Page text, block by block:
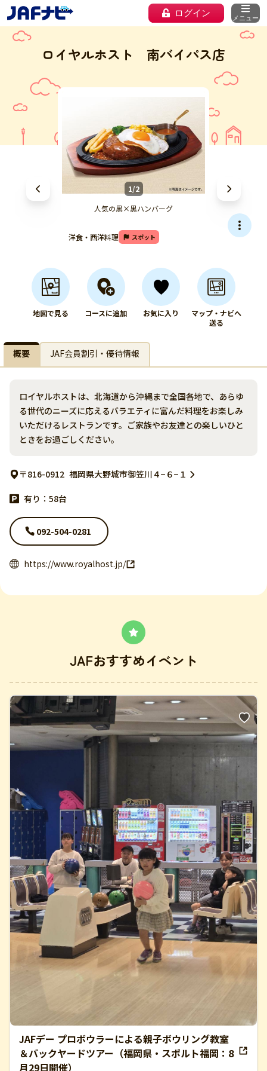
ログイン メニュー
ロイヤルホスト 南バイパス店
1/2
人気の黒×黒ハンバーグ
洋食・西洋料理 スポット
地図で見る コースに追加 お気に入り
マップ・ナビへ
送る
概要 JAF会員割引・優待情報
ロイヤルホストは、北海道から沖縄まで全国各地で、あらゆ
る世代のニーズに応えるバラエティに富んだ料理をお楽しみ
いただけるレストランです。ご家族やお友達との楽しいひと
ときをお過ごしください。
〒816-0912 福岡県大野城市御笠川４−６−１
有り：58台
092-504-0281
https://www.royalhost.jp/
JAFおすすめイベント
JAFデー プロボウラーによる親子ボウリング教室
＆バックヤードツアー（福岡県・スポルト福岡：8
月29日開催）